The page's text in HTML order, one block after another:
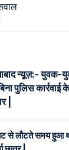
न्यूज़:- युवक-
पुलिस कार्रवाई
|
से लौटते समय हुआ